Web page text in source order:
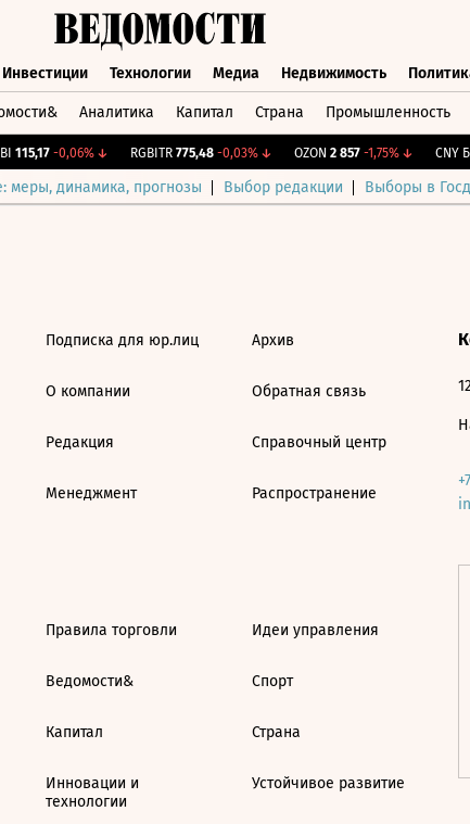
Инвестиции Технологии Медиа Недвижимость
Аналитика Капитал Страна Промышленность
115,17 -0,06%↓ RGBITR 775,48 -0,03%↓ OZON 2 857 -1,75%↓ CNY
меры, динамика, прогнозы Выбор редакции Выборы в
Подписка для юр.лиц
О компании
Редакция
Менеджмент
Архив
Обратная связь
Справочный центр
Распространение
Правила торговли
Ведомости&
Капитал
Инновации и
технологии
Идеи управления
Спорт
Страна
Устойчивое развитие